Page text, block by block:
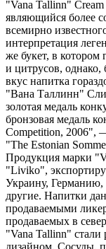
"Vana Tallinn"
являющийся более
всемирно
интерпретация
же букет, в котором
и цитрусов, однако,
вкус напитка
"Вана Таллинн"
золотая медаль
бронзовая медаль
Competition, 2006",
"The Estonian
Продукция марки
"Liviko",
Украину,
другие. Напитки
продаваемыми
продаваемых в
"Vana Tallinn" стали
дизайном. Сосуды,